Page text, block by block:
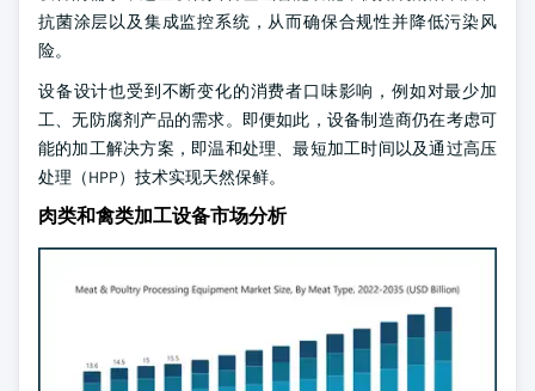
抗菌涂层以及集成监控系统，从而确保合规性并降低污染风
险。
设备设计也受到不断变化的消费者口味影响，例如对最少加
工、无防腐剂产品的需求。即便如此，设备制造商仍在考虑可
能的加工解决方案，即温和处理、最短加工时间以及通过高压
处理（HPP）技术实现天然保鲜。
肉类和禽类加工设备市场分析